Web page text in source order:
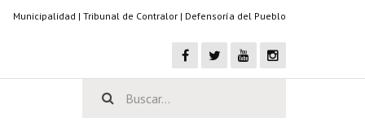
Municipalidad | Tribunal de Contralor | Defensoría del Pueblo